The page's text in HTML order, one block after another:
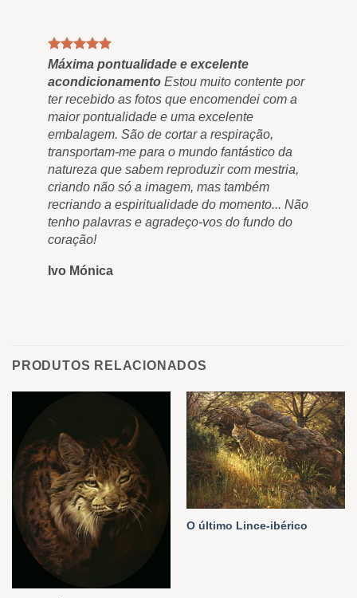
Máxima pontualidade e excelente
acondicionamento Estou muito contente por
ter recebido as fotos que encomendei com a
maior pontualidade e uma excelente
embalagem. São de cortar a respiração,
transportam-me para o mundo fantástico da
natureza que sabem reproduzir com mestria,
criando não só a imagem, mas também
recriando a espiritualidade do momento... Não
tenho palavras e agradeço-vos do fundo do
coração!
Ivo Mónica
PRODUTOS RELACIONADOS
O último Lince-ibérico